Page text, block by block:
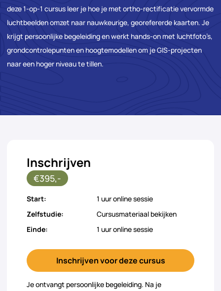
deze 1-op-1 cursus leer je hoe je met ortho-rectificatie vervormde
luchtbeelden omzet naar nauwkeurige, georefererde kaarten. Je
krijgt persoonlijke begeleiding en werkt hands-on met luchtfoto’s,
grondcontrolepunten en hoogtemodellen om je GIS-projecten
naar een hoger niveau te tillen.
Inschrijven
€395,-
Start:
1 uur online sessie
Zelfstudie:
Cursusmateriaal bekijken
Einde:
1 uur online sessie
Inschrijven voor deze cursus
Je ontvangt persoonlijke begeleiding. Na je